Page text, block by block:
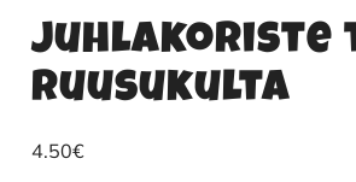
Juhlakoriste
ruusukulta
4.50€